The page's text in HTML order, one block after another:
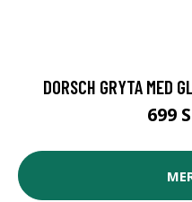
DORSCH GRYTA MED
699